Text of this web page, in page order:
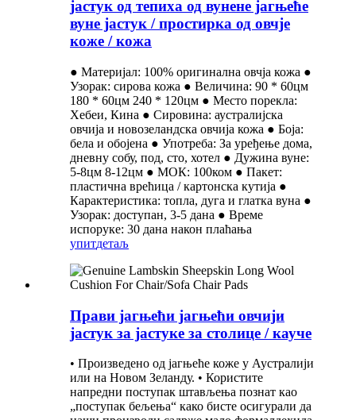
јастук од тепиха од вунене јагњеће
вуне јастук / простирка од овчје
коже / кожа
● Материјал: 100% оригинална овчја кожа ●
Узорак: сирова кожа ● Величина: 90 * 60цм
180 * 60цм 240 * 120цм ● Место порекла:
Хебеи, Кина ● Сировина: аустралијска
овчија и новозеландска овчија кожа ● Боја:
бела и обојена ● Употреба: За уређење дома,
дневну собу, под, сто, хотел ● Дужина вуне:
5-8цм 8-12цм ● МОК: 100ком ● Пакет:
пластична врећица / картонска кутија ●
Карактеристика: топла, дуга и глатка вуна ●
Узорак: доступан, 3-5 дана ● Време
испоруке: 30 дана након плаћања
упитдетаљ
Прави јагњећи јагњећи овчији
јастук за јастуке за столице / кауче
• Произведено од јагњеће коже у Аустралији
или на Новом Зеланду. • Користите
напредни поступак штављења познат као
„поступак бељења“ како бисте осигурали да